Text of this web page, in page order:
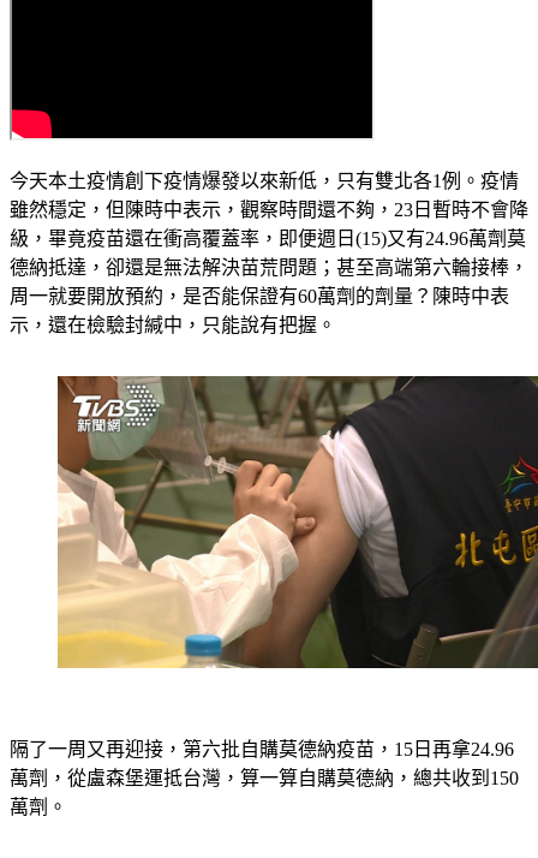
今天本土疫情創下疫情爆發以來新低，只有雙北各1例。疫情
雖然穩定，但陳時中表示，觀察時間還不夠，23日暫時不會降
級，畢竟疫苗還在衝高覆蓋率，即便週日(15)又有24.96萬劑莫
德納抵達，卻還是無法解決苗荒問題；甚至高端第六輪接棒，
周一就要開放預約，是否能保證有60萬劑的劑量？陳時中表
示，還在檢驗封緘中，只能說有把握。
隔了一周又再迎接，第六批自購莫德納疫苗，15日再拿24.96
萬劑，從盧森堡運抵台灣，算一算自購莫德納，總共收到150
萬劑。